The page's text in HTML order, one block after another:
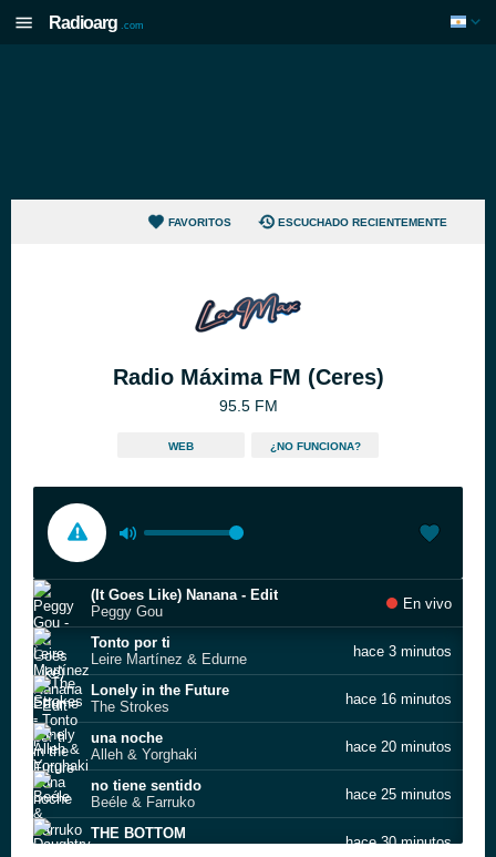
Radioarg .com
FAVORITOS ESCUCHADO RECIENTEMENTE
Radio Máxima FM (Ceres)
95.5 FM
WEB ¿NO FUNCIONA?
(It Goes Like) Nanana - Edit
Peggy Gou
En vivo
Tonto por ti
Leire Martínez & Edurne
hace 3 minutos
Lonely in the Future
The Strokes
hace 16 minutos
una noche
Alleh & Yorghaki
hace 20 minutos
no tiene sentido
Beéle & Farruko
hace 25 minutos
THE BOTTOM
hace 30 minutos